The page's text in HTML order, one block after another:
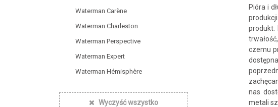
Waterman Carène
Waterman Charleston
Waterman Perspective
Waterman Expert
Waterman Hémisphère
Wyczyść wszystko
Pióra i
produkt.
czemu
nas
metali